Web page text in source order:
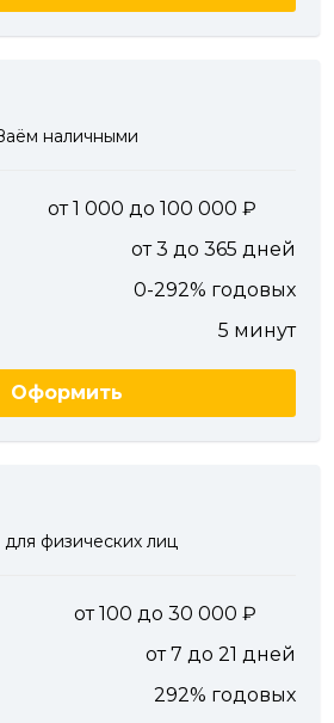
наличными
от 1 000 до 100 000
от 3 до 365 дней
0-292% годовых
5 минут
Оформить
физических лиц
от 100 до 30 000
от 7 до 21 дней
292% годовых